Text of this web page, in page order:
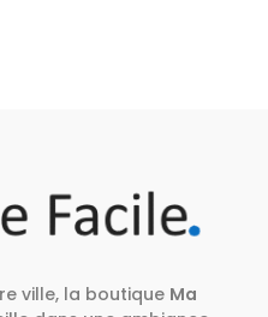
ville, la boutique Ma